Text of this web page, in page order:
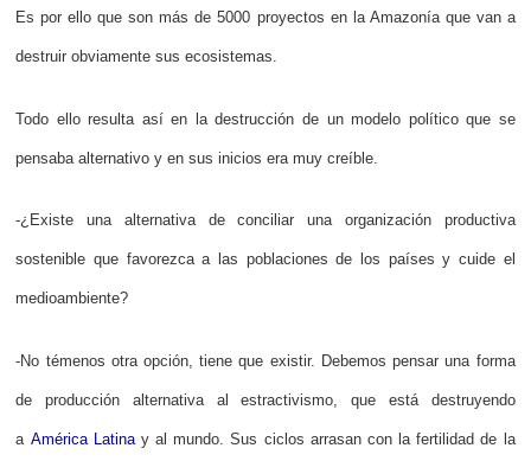
Es por ello que son más de 5000 proyectos en la Amazonía que van a
destruir obviamente sus ecosistemas.
Todo ello resulta así en la destrucción de un modelo político que se
pensaba alternativo y en sus inicios era muy creíble.
-¿Existe una alternativa de conciliar una organización productiva
sostenible que favorezca a las poblaciones de los países y cuide el
medioambiente?
-No témenos otra opción, tiene que existir. Debemos pensar una forma
de producción alternativa al estractivismo, que está destruyendo
a América Latinay al mundo. Sus ciclos arrasan con la fertilidad de la